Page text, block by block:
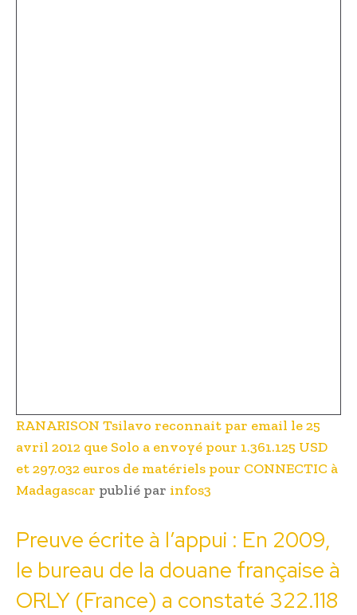
RANARISON Tsilavo reconnait par email le 25
avril 2012 que Solo a envoyé pour 1.361.125 USD
et 297.032 euros de matériels pour CONNECTIC à
Madagascar publié par infos3
Preuve écrite à l’appui : En 2009,
le bureau de la douane française à
ORLY (France) a constaté 322.118